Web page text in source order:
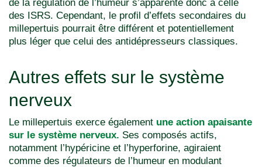
de la régulation de l’humeur s’apparente donc à celle
des ISRS. Cependant, le profil d’effets secondaires du
millepertuis pourrait être différent et potentiellement
plus léger que celui des antidépresseurs classiques.
Autres effets sur le système
nerveux
Le millepertuis exerce également une action apaisante
sur le système nerveux. Ses composés actifs,
notamment l’hypéricine et l’hyperforine, agiraient
comme des régulateurs de l’humeur en modulant